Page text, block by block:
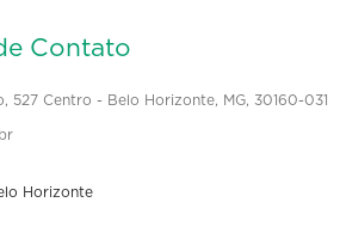
Contato
527 Centro - Belo Horizonte, MG, 30160-031
Horizonte